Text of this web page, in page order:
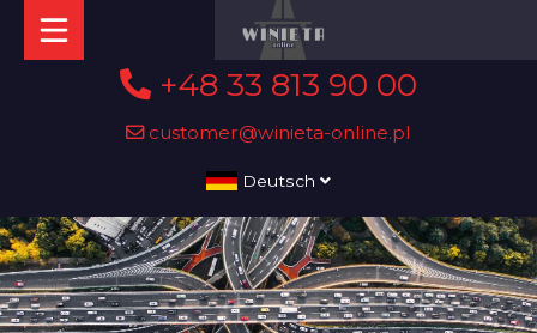
+48 33 813 90 00
customer@winieta-online.pl
Deutsch